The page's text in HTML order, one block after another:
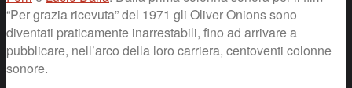
“Per grazia ricevuta” del 1971 gli Oliver Onions sono
diventati praticamente inarrestabili, fino ad arrivare a
pubblicare, nell’arco della loro carriera, centoventi colonne
sonore.